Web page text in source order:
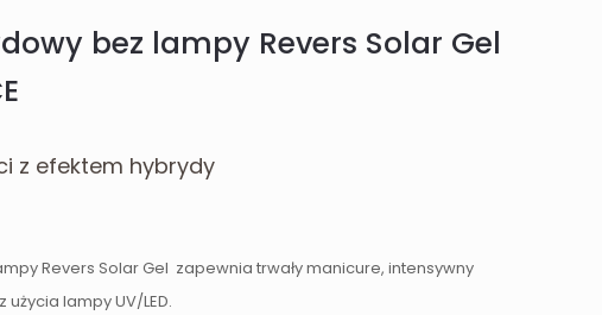
bez lampy Revers Solar Gel
z efektem hybrydy
Revers Solar Gel zapewnia trwały manicure, intensywny
użycia lampy UV/LED.